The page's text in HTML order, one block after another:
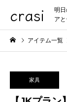
crasi
明
ア
アイテム一覧
家具